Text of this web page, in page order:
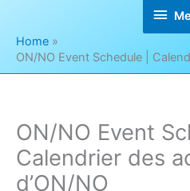
Home
ON/NO Event Schedule |
ON/NO Event
Calendrier des
d’ON/NO